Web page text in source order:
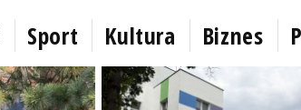
Sport Kultura Biznes